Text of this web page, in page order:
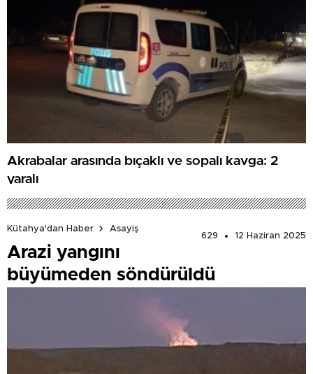
Akrabalar arasında bıçaklı ve sopalı kavga: 2
yaralı
Kütahya'dan Haber
Asayiş
629
12 Haziran 2025
Arazi yangını
büyümeden söndürüldü